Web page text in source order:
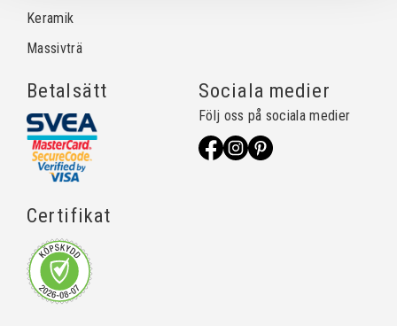
Keramik
Massivträ
Betalsätt
Certifikat
Sociala medier
Följ oss på sociala medier